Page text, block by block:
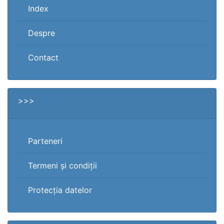
Index
Despre
Contact
>>>
Parteneri
Termeni și condiții
Protecția datelor